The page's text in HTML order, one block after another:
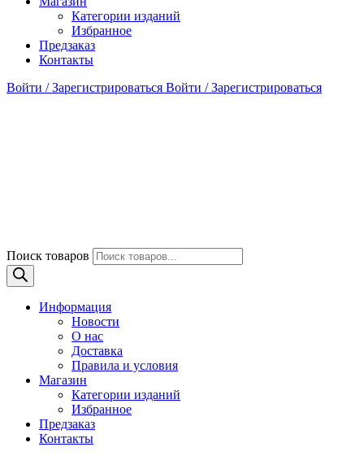
Категории изданий
Избранное
Предзаказ
Контакты
Войти / Зарегистрироваться Войти / Зарегистрироваться
Поиск товаров
Информация
Новости
О нас
Доставка
Правила и условия
Магазин
Категории изданий
Избранное
Предзаказ
Контакты